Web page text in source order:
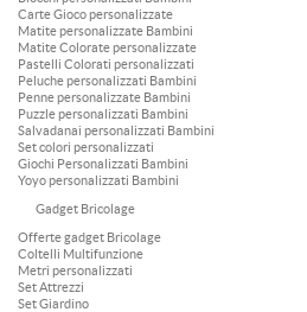
Carte Gioco personalizzate
Matite personalizzate Bambini
Matite Colorate personalizzate
Pastelli Colorati personalizzati
Peluche personalizzati Bambini
Penne personalizzate Bambini
Puzzle personalizzati Bambini
Salvadanai personalizzati Bambini
Set colori personalizzati
Giochi Personalizzati Bambini
Yoyo personalizzati Bambini
Gadget Bricolage
Offerte gadget Bricolage
Coltelli Multifunzione
Metri personalizzati
Set Attrezzi
Set Giardino